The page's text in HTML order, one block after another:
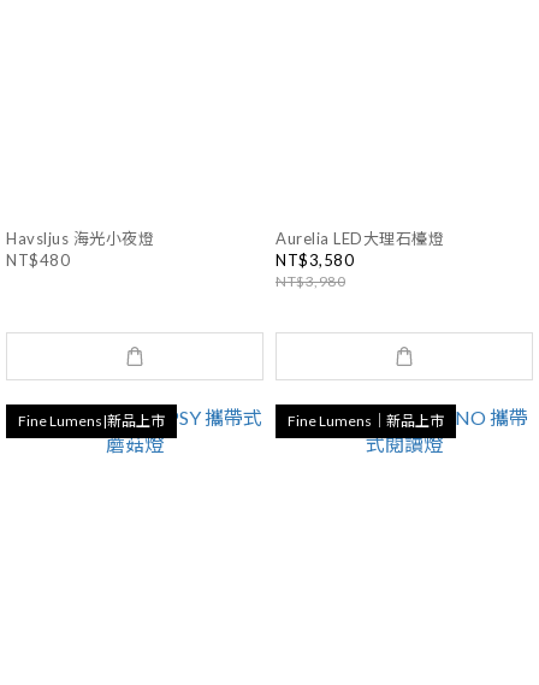
Havsljus 海光小夜燈
NT$480
Aurelia LED大理石檯燈
NT$3,580
NT$3,980
Fine Lumens|新品上市 Fine Lumens｜新品上市